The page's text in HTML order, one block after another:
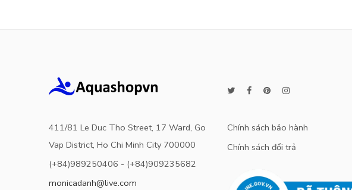
411/81 Le Duc Tho Street, 17 Ward, Go
Vap District, Ho Chi Minh City 700000
(+84)989250406 - (+84)909235682
monicadanh@live.com
Chính sách bảo hành
Chính sách đổi trả